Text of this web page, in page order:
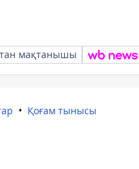
мақтанышы
Қоғам тынысы